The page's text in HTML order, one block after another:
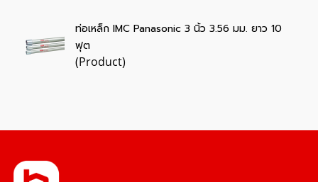
ท่อเหล็ก IMC Panasonic 3 นิ้ว 3.56 มม. ยาว 10
ฟุต
(Product)